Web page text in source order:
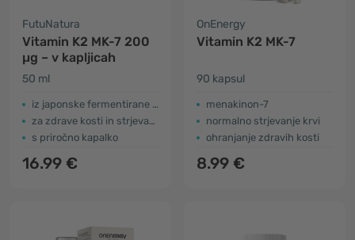
FutuNatura
Vitamin K2 MK-7 200
µg – v kapljicah
50 ml
iz japonske fermentirane soje – natto
za zdrave kosti in strjevanje krvi
s priročno kapalko
16.99 €
OnEnergy
Vitamin K2 MK-7
90 kapsul
menakinon-7
normalno strjevanje krvi
ohranjanje zdravih kosti
8.99 €